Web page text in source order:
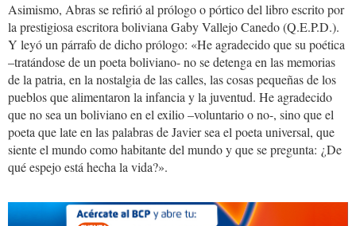
Asimismo, Abras se refirió al prólogo o pórtico del libro escrito por
la prestigiosa escritora boliviana Gaby Vallejo Canedo (Q.E.P.D.).
Y leyó un párrafo de dicho prólogo: «He agradecido que su poética
–tratándose de un poeta boliviano- no se detenga en las memorias
de la patria, en la nostalgia de las calles, las cosas pequeñas de los
pueblos que alimentaron la infancia y la juventud. He agradecido
que no sea un boliviano en el exilio –voluntario o no-, sino que el
poeta que late en las palabras de Javier sea el poeta universal, que
siente el mundo como habitante del mundo y que se pregunta: ¿De
qué espejo está hecha la vida?».